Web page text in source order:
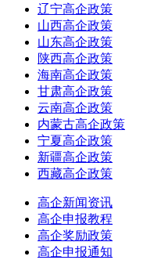
辽宁高企政策
山西高企政策
山东高企政策
陕西高企政策
海南高企政策
甘肃高企政策
云南高企政策
内蒙古高企政策
宁夏高企政策
新疆高企政策
西藏高企政策
高企新闻资讯
高企申报教程
高企奖励政策
高企申报通知